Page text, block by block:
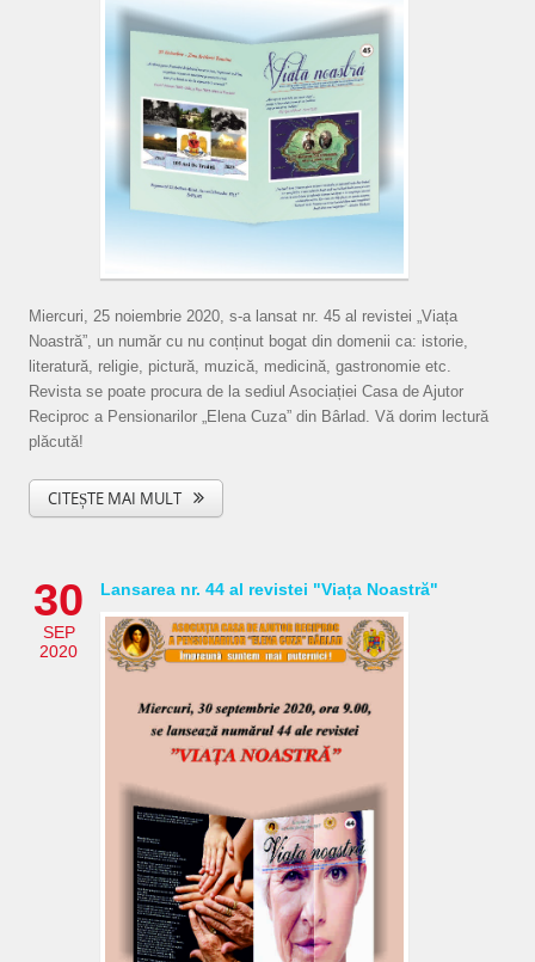
Miercuri, 25 noiembrie 2020, s-a lansat nr. 45 al revistei „Viața
Noastră”, un număr cu nu conținut bogat din domenii ca: istorie,
literatură, religie, pictură, muzică, medicină, gastronomie etc.
Revista se poate procura de la sediul Asociației Casa de Ajutor
Reciproc a Pensionarilor „Elena Cuza” din Bârlad. Vă dorim lectură
plăcută!
CITEȘTE MAI MULT
30
SEP
2020
Lansarea nr. 44 al revistei "Viața Noastră"